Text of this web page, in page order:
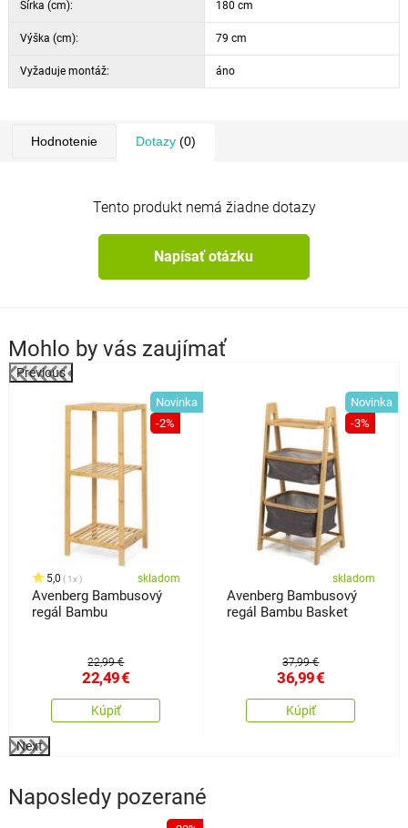
Šírka (cm): 180 cm
Výška (cm): 79 cm
Vyžaduje montáž: áno
Hodnotenie Dotazy(0)
Tento produkt nemá žiadne dotazy
Napísať otázku
Mohlo by vás zaujímať
Previous
Novinka
-2%
5,0 1x skladom
Avenberg Bambusový
regál Bambu
22,99 €
22,49€
Kúpiť
Novinka
-3%
skladom
Avenberg Bambusový
regál Bambu Basket
37,99 €
36,99€
Kúpiť
Next
Naposledy pozerané